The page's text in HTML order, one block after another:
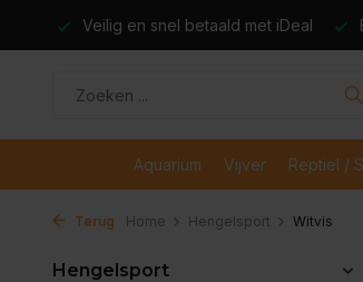
Veilig en snel betaald met iDeal
Aquarium Vijver Reptiel /
Terug Home Hengelsport Witvis
Hengelsport